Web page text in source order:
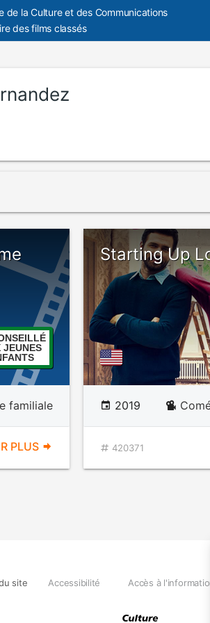
de la Culture et des Communications
des films classés
JEUNES
familiale
PLUS
Starting Up
2019
420371
site Accessibilité Accès à